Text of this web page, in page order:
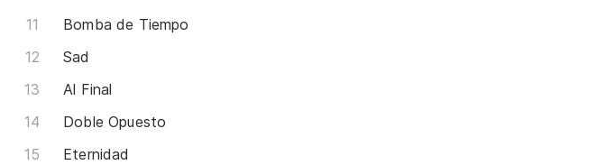
Bomba de Tiempo
Sad
Al Final
Doble Opuesto
Eternidad